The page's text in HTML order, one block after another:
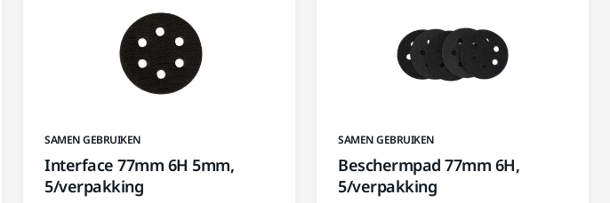
SAMEN GEBRUIKEN
Interface 77mm 6H 5mm,
5/verpakking
SAMEN GEBRUIKEN
Beschermpad 77mm 6H,
5/verpakking